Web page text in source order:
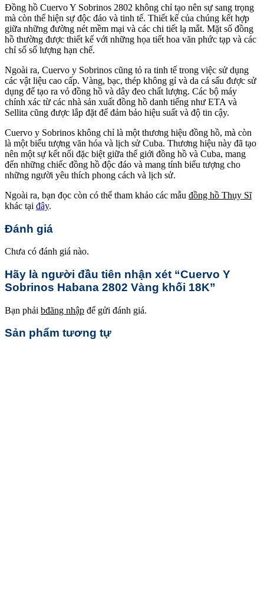
Đồng hồ Cuervo Y Sobrinos 2802 không chỉ tạo nên sự sang trọng
mà còn thể hiện sự độc đáo và tinh tế. Thiết kế của chúng kết hợp
giữa những đường nét mềm mại và các chi tiết lạ mắt. Mặt số đồng
hồ thường được thiết kế với những họa tiết hoa văn phức tạp và các
chỉ số số lượng hạn chế.
Ngoài ra, Cuervo y Sobrinos cũng tỏ ra tinh tế trong việc sử dụng
các vật liệu cao cấp. Vàng, bạc, thép không gỉ và da cá sấu được sử
dụng để tạo ra vỏ đồng hồ và dây đeo chất lượng. Các bộ máy
chính xác từ các nhà sản xuất đồng hồ danh tiếng như ETA và
Sellita cũng được lắp đặt để đảm bảo hiệu suất và độ tin cậy.
Cuervo y Sobrinos không chỉ là một thương hiệu đồng hồ, mà còn
là một biểu tượng văn hóa và lịch sử Cuba. Thương hiệu này đã tạo
nên một sự kết nối đặc biệt giữa thế giới đồng hồ và Cuba, mang
đến những chiếc đồng hồ độc đáo và mang tính biểu tượng cho
những người yêu thích phong cách và lịch sử.
Ngoài ra, bạn đọc còn có thể tham khảo các mẫu đồng hồ Thụy Sĩ
khác tại đây.
Đánh giá
Chưa có đánh giá nào.
Hãy là người đầu tiên nhận xét “Cuervo Y
Sobrinos Habana 2802 Vàng khối 18K”
Bạn phải bđăng nhập để gửi đánh giá.
Sản phẩm tương tự